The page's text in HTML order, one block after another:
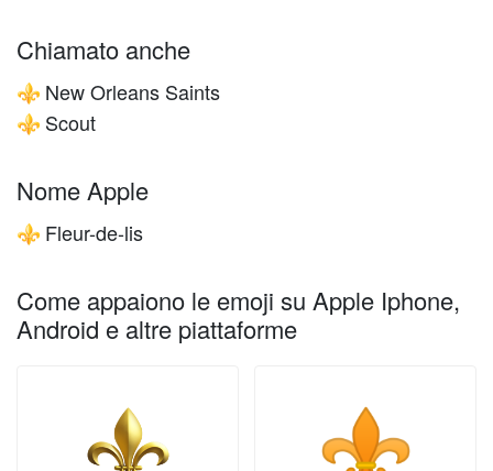
Chiamato anche
⚜️ New Orleans Saints
⚜️ Scout
Nome Apple
⚜️ Fleur-de-lis
Come appaiono le emoji su Apple Iphone,
Android e altre piattaforme